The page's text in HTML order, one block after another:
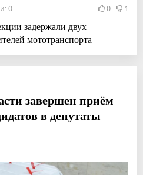
0 0 1
задержали двух
мототранспорта
завершен приём
в депутаты